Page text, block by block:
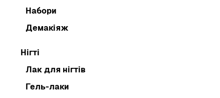
Набори
Демакіяж
Нігті
Лак для нігтів
Гель-лаки